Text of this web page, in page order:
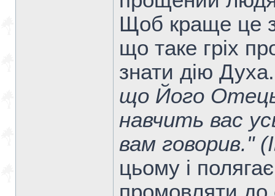
Щоб краще це
що таке гріх
знати дію
що Його
навчить вас
вам говорив."
цьому і